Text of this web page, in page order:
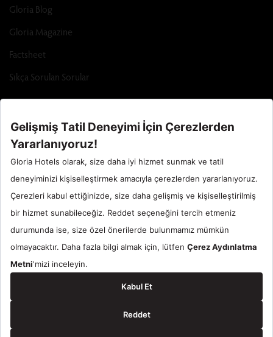
Gloria Blog
Gloria Magazine
Factsheet
Sıkça Sorulan Sorular
Call Center : 90 242 710 06 00
Otel Santral : 90534 461 97 97
Gloria Hotels & Resorts bir